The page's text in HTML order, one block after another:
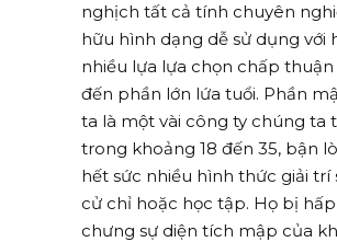
nghịch tất cả tính chuyên
hữu hình dạng dễ sử dụng với
nhiều lựa lựa chọn chấp
đến phần lớn lứa tuổi. Phần
ta là một vài công ty chúng ta
trong khoảng 18 đến 35, bận
hết sức nhiều hình thức giải trí
cử chỉ hoặc học tập. Họ bị
chưng sự diện tích mập của